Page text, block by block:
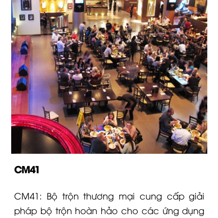
CM41
CM41 : Bộ trộn thương mại cung cấp giải
pháp bộ trộn hoàn hảo cho các ứng dụng